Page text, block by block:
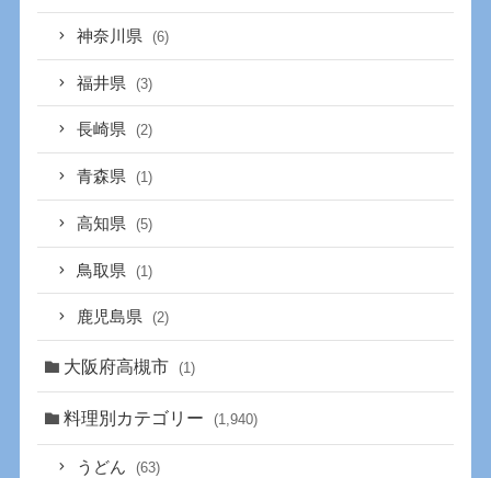
神奈川県 (6)
福井県 (3)
長崎県 (2)
青森県 (1)
高知県 (5)
鳥取県 (1)
鹿児島県 (2)
大阪府高槻市 (1)
料理別カテゴリー (1,940)
うどん (63)